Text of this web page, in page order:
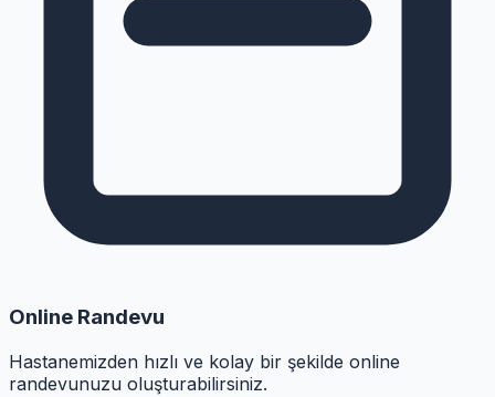
Online Randevu
Hastanemizden hızlı ve kolay bir şekilde online
randevunuzu oluşturabilirsiniz.